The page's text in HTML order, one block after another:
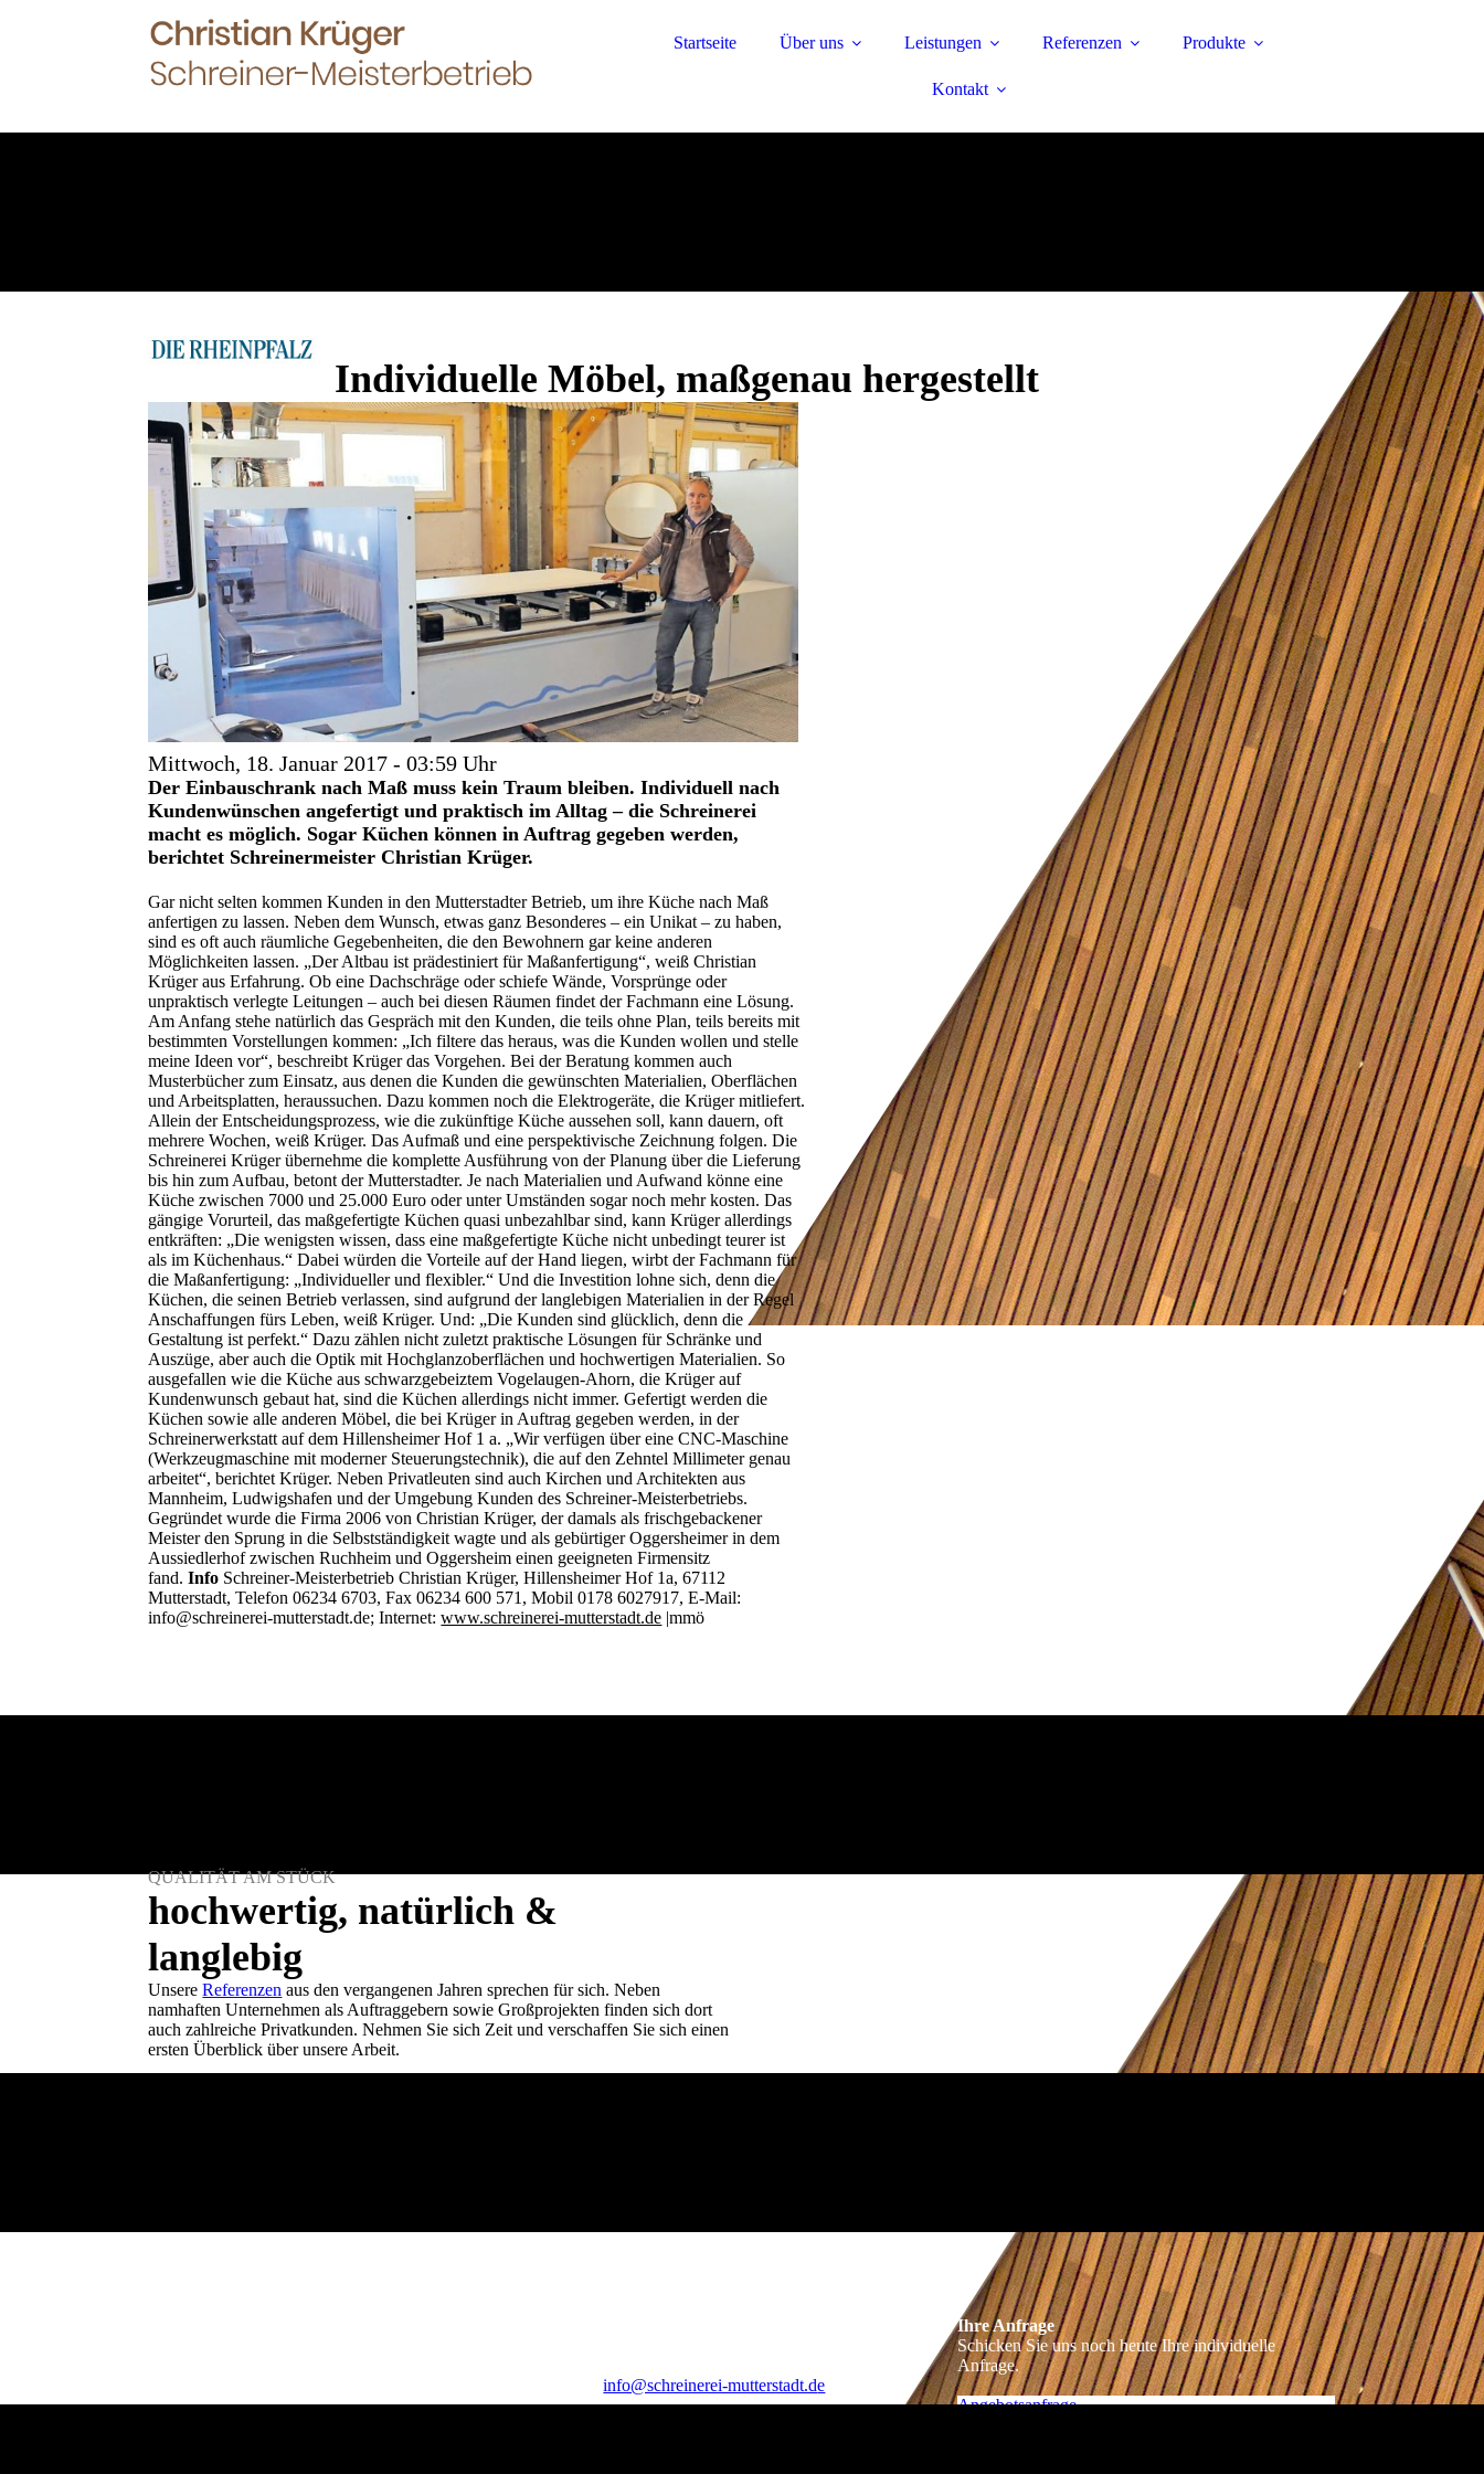
Startseite Über uns Leistungen Referenzen Produkte
Kontakt
Individuelle Möbel, maßgenau hergestellt
Mittwoch, 18. Januar 2017 - 03:59 Uhr
Der Einbauschrank nach Maß muss kein Traum bleiben. Individuell nach
Kundenwünschen angefertigt und praktisch im Alltag – die Schreinerei
macht es möglich. Sogar Küchen können in Auftrag gegeben werden,
berichtet Schreinermeister Christian Krüger.
Gar nicht selten kommen Kunden in den Mutterstadter Betrieb, um ihre Küche nach Maß
anfertigen zu lassen. Neben dem Wunsch, etwas ganz Besonderes – ein Unikat – zu haben,
sind es oft auch räumliche Gegebenheiten, die den Bewohnern gar keine anderen
Möglichkeiten lassen. „Der Altbau ist prädestiniert für Maßanfertigung“, weiß Christian
Krüger aus Erfahrung. Ob eine Dachschräge oder schiefe Wände, Vorsprünge oder
unpraktisch verlegte Leitungen – auch bei diesen Räumen findet der Fachmann eine Lösung.
Am Anfang stehe natürlich das Gespräch mit den Kunden, die teils ohne Plan, teils bereits mit
bestimmten Vorstellungen kommen: „Ich filtere das heraus, was die Kunden wollen und stelle
meine Ideen vor“, beschreibt Krüger das Vorgehen. Bei der Beratung kommen auch
Musterbücher zum Einsatz, aus denen die Kunden die gewünschten Materialien, Oberflächen
und Arbeitsplatten, heraussuchen. Dazu kommen noch die Elektrogeräte, die Krüger mitliefert.
Allein der Entscheidungsprozess, wie die zukünftige Küche aussehen soll, kann dauern, oft
mehrere Wochen, weiß Krüger. Das Aufmaß und eine perspektivische Zeichnung folgen. Die
Schreinerei Krüger übernehme die komplette Ausführung von der Planung über die Lieferung
bis hin zum Aufbau, betont der Mutterstadter. Je nach Materialien und Aufwand könne eine
Küche zwischen 7000 und 25.000 Euro oder unter Umständen sogar noch mehr kosten. Das
gängige Vorurteil, das maßgefertigte Küchen quasi unbezahlbar sind, kann Krüger allerdings
entkräften: „Die wenigsten wissen, dass eine maßgefertigte Küche nicht unbedingt teurer ist
als im Küchenhaus.“ Dabei würden die Vorteile auf der Hand liegen, wirbt der Fachmann für
die Maßanfertigung: „Individueller und flexibler.“ Und die Investition lohne sich, denn die
Küchen, die seinen Betrieb verlassen, sind aufgrund der langlebigen Materialien in der Regel
Anschaffungen fürs Leben, weiß Krüger. Und: „Die Kunden sind glücklich, denn die
Gestaltung ist perfekt.“ Dazu zählen nicht zuletzt praktische Lösungen für Schränke und
Auszüge, aber auch die Optik mit Hochglanzoberflächen und hochwertigen Materialien. So
ausgefallen wie die Küche aus schwarzgebeiztem Vogelaugen-Ahorn, die Krüger auf
Kundenwunsch gebaut hat, sind die Küchen allerdings nicht immer. Gefertigt werden die
Küchen sowie alle anderen Möbel, die bei Krüger in Auftrag gegeben werden, in der
Schreinerwerkstatt auf dem Hillensheimer Hof 1 a. „Wir verfügen über eine CNC-Maschine
(Werkzeugmaschine mit moderner Steuerungstechnik), die auf den Zehntel Millimeter genau
arbeitet“, berichtet Krüger. Neben Privatleuten sind auch Kirchen und Architekten aus
Mannheim, Ludwigshafen und der Umgebung Kunden des Schreiner-Meisterbetriebs.
Gegründet wurde die Firma 2006 von Christian Krüger, der damals als frischgebackener
Meister den Sprung in die Selbstständigkeit wagte und als gebürtiger Oggersheimer in dem
Aussiedlerhof zwischen Ruchheim und Oggersheim einen geeigneten Firmensitz
fand.Info Schreiner-Meisterbetrieb Christian Krüger, Hillensheimer Hof 1a, 67112
Mutterstadt, Telefon 06234 6703, Fax 06234 600 571, Mobil 0178 6027917, E-Mail:
info@schreinerei-mutterstadt.de; Internet:www.schreinerei-mutterstadt.de |mmö
QUALITÄT AM STÜCK
hoch­wertig, natür­lich &
lang­lebig
UnsereReferenzen aus den vergangenen Jahren sprechen für sich. Neben
namhaften Unternehmen als Auftraggebern sowie Groß­projekten finden sich dort
auch zahlreiche Privatkunden. Nehmen Sie sich Zeit und verschaffen Sie sich einen
ersten Überblick über unsere Arbeit.
info@schreinerei-mutterstadt.de
Ihre Anfrage
Schicken Sie uns noch heute Ihre individuelle
Anfrage.
Angebotsanfrage